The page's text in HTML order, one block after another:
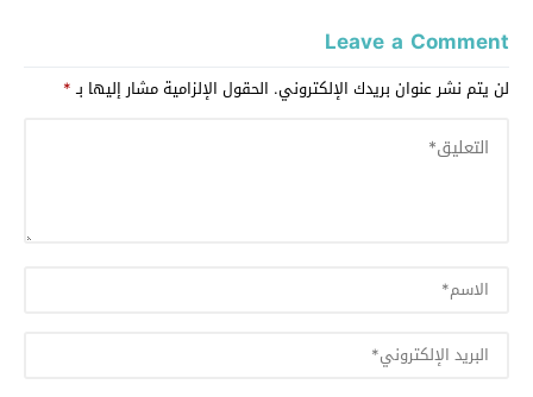
Leave a Comment
لن يتم نشر عنوان بريدك الإلكتروني. الحقول الإلزامية مشار إليها بـ*